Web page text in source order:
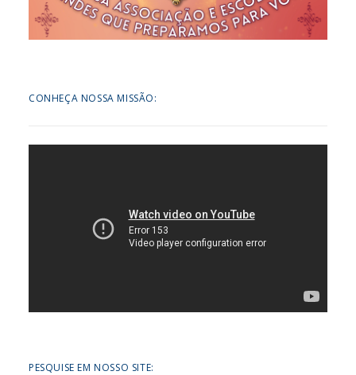
CONHEÇA NOSSA MISSÃO:
PESQUISE EM NOSSO SITE: